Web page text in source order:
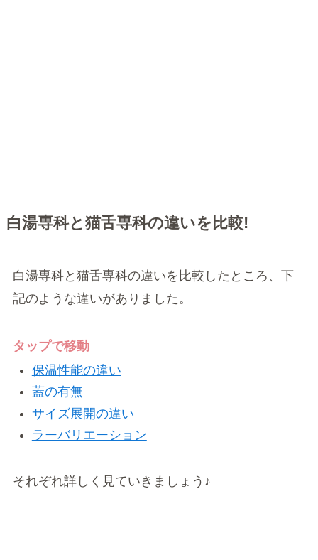
白湯専科と猫舌専科の違いを比較!
白湯専科と猫舌専科の違いを比較したところ、下
記のような違いがありました。
タップで移動
保温性能の違い
蓋の有無
サイズ展開の違い
ラーバリエーション
それぞれ詳しく見ていきましょう♪